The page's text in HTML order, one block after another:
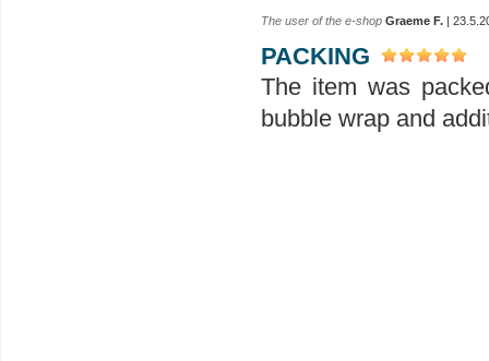
The user of the e-shop Graeme F. |
PACKING
The item was
bubble wrap and